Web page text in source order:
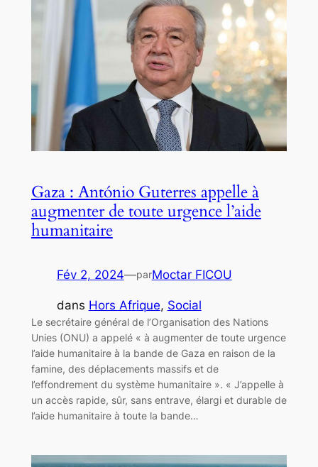
Gaza : António Guterres appelle à
augmenter de toute urgence l’aide
humanitaire
Fév 2, 2024—parMoctar FICOU
dans Hors Afrique, Social
Le secrétaire général de l’Organisation des Nations
Unies (ONU) a appelé « à augmenter de toute urgence
l’aide humanitaire à la bande de Gaza en raison de la
famine, des déplacements massifs et de
l’effondrement du système humanitaire ». « J’appelle à
un accès rapide, sûr, sans entrave, élargi et durable de
l’aide humanitaire à toute la bande…